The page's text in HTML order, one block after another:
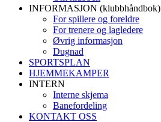
INFORMASJON (klubbhåndbok)
For spillere og foreldre
For trenere og lagledere
Øvrig informasjon
Dugnad
SPORTSPLAN
HJEMMEKAMPER
INTERN
Interne skjema
Banefordeling
KONTAKT OSS